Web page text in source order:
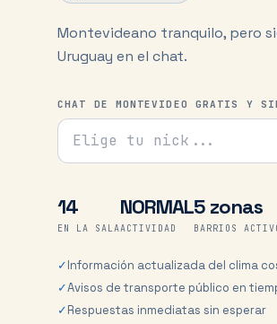
Montevideano tranquilo, pero
Uruguay en el chat.
CHAT DE MONTEVIDEO GRATIS Y
Tu nick para el chat
14
EN LA SALA
NORMAL
ACTIVIDAD
5 zonas
BARRIOS
✓Información actualizada del clima
✓Avisos de transporte público en
✓Respuestas inmediatas sin esperar